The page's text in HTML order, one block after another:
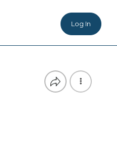
Log In